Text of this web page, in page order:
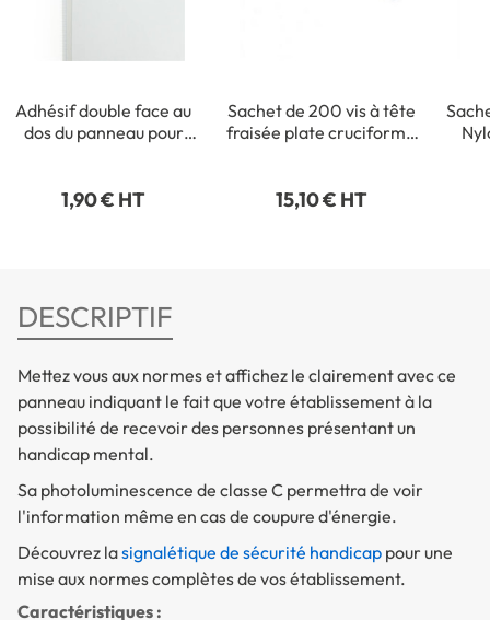
Adhésif double face au
dos du panneau pour
1,90 € HT
Sachet de 200 vis à tête
fraisée plate cruciforme
15,10 € HT
DESCRIPTIF
Mettez vous aux normes et affichez le clairement avec ce
panneau indiquant le fait que votre établissement à la
possibilité de recevoir des personnes présentant un
handicap mental.
Sa photoluminescence de classe C permettra de voir
l'information même en cas de coupure d'énergie.
Découvrez lasignalétique de sécurité handicap pour une
mise aux normes complètes de vos établissement.
Caractéristiques :